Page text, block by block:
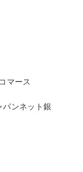
マース
ンネット銀